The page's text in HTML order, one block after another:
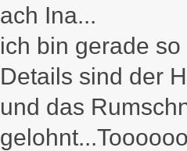
ach Ina...
ich bin gerade
Details sind der
und das